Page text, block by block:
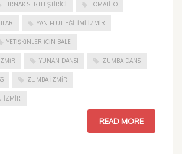
TIRNAK SERTLEŞTIRICI TOMATITO
YAN FLÜT EĞITIMI İZMIR
YETIŞKINLER IÇIN BALE
YUNAN DANSI ZUMBA DANS
ZUMBA İZMIR
İZMIR
READ MORE